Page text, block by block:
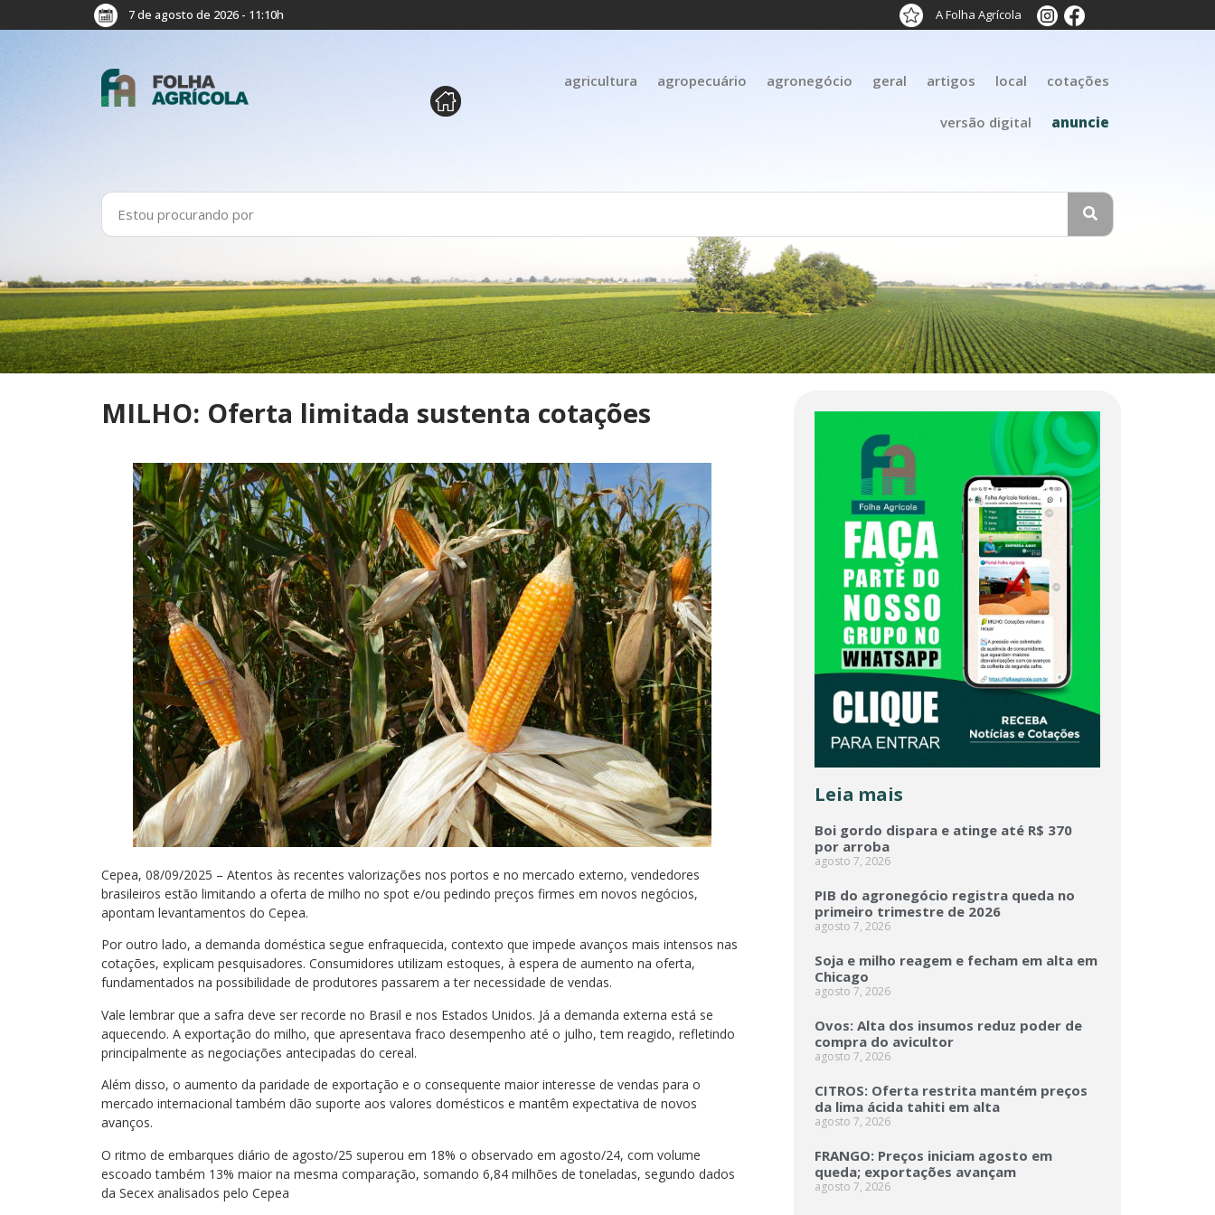
7 de agosto de 2026 - 11:10h A Folha Agrícola
agricultura agropecuário agronegócio geral artigos local cotações
versão digital anuncie
MILHO: Oferta limitada sustenta cotações
Cepea, 08/09/2025 – Atentos às recentes valorizações nos portos e no mercado externo, vendedores
brasileiros estão limitando a oferta de milho no spot e/ou pedindo preços firmes em novos negócios,
apontam levantamentos do Cepea.
Por outro lado, a demanda doméstica segue enfraquecida, contexto que impede avanços mais intensos nas
cotações, explicam pesquisadores. Consumidores utilizam estoques, à espera de aumento na oferta,
fundamentados na possibilidade de produtores passarem a ter necessidade de vendas.
Vale lembrar que a safra deve ser recorde no Brasil e nos Estados Unidos. Já a demanda externa está se
aquecendo. A exportação do milho, que apresentava fraco desempenho até o julho, tem reagido, refletindo
principalmente as negociações antecipadas do cereal.
Além disso, o aumento da paridade de exportação e o consequente maior interesse de vendas para o
mercado internacional também dão suporte aos valores domésticos e mantêm expectativa de novos
avanços.
O ritmo de embarques diário de agosto/25 superou em 18% o observado em agosto/24, com volume
escoado também 13% maior na mesma comparação, somando 6,84 milhões de toneladas, segundo dados
da Secex analisados pelo Cepea
Leia mais
Boi gordo dispara e atinge até R$ 370
por arroba
agosto 7, 2026
PIB do agronegócio registra queda no
primeiro trimestre de 2026
agosto 7, 2026
Soja e milho reagem e fecham em alta em
Chicago
agosto 7, 2026
Ovos: Alta dos insumos reduz poder de
compra do avicultor
agosto 7, 2026
CITROS: Oferta restrita mantém preços
da lima ácida tahiti em alta
agosto 7, 2026
FRANGO: Preços iniciam agosto em
queda; exportações avançam
agosto 7, 2026